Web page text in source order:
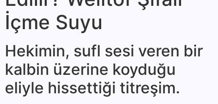
İçme Suyu
Hekimin, sufl sesi veren bir
kalbin üzerine koyduğu
eliyle hissettiği titreşim.